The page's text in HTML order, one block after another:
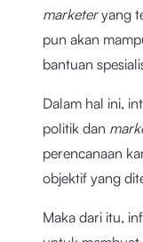
marketeryang
pun akan
bantuan
Dalam hal ini,
politik dan
perencanaan
objektif yang
Maka dari itu,